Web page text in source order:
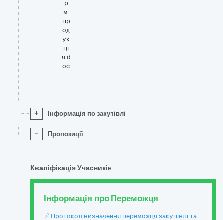
р
м.
пр
од
ук
ці
я.d
oc
+ Інформація по закупівлі
- Пропозиції
Кваліфікація Учасників
Інформація про Переможця
Протокол визначення переможця закупівлі та